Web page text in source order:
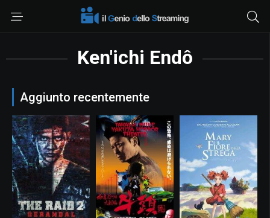
Ken'ichi Endô
Aggiunto recentemente